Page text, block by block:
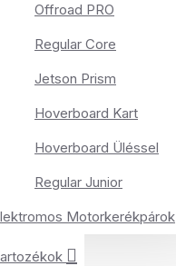
Offroad PRO
Regular Core
Jetson Prism
Hoverboard Kart
Hoverboard Üléssel
Regular Junior
Motorkerékpárok